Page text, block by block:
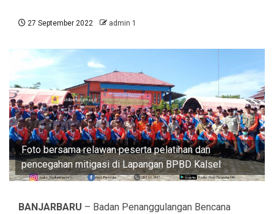
27 September 2022 admin 1
Foto bersama relawan peserta pelatihan dan
pencegahan mitigasi di Lapangan BPBD Kalsel
BANJARBARU – Badan Penanggulangan Bencana